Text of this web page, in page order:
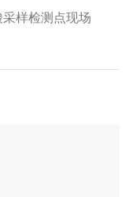
样检测点现场